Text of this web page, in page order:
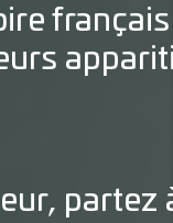
partez